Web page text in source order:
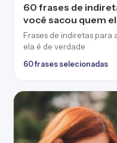
60 frases de
você sacou quem
Frases de indiretas
ela é de verdade
60 frases selecionadas